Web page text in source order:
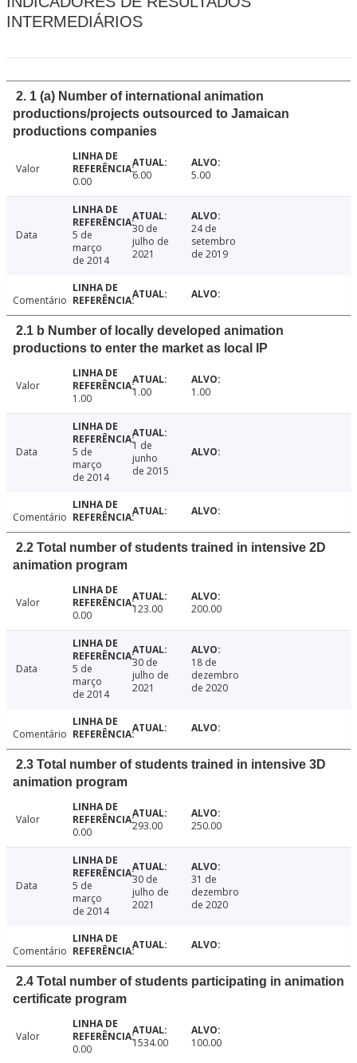
INTERMEDIÁRIOS
2. 1 (a) Number of international animation
productions/projects outsourced to Jamaican
productions companies
Valor
0.00
6.00 5.00
Data
5 de
março
de 2014
30 de
julho de
2021
24 de
setembro
de 2019
Comentário
2.1 b Number of locally developed animation
productions to enter the market as local IP
Valor
1.00
1.00 1.00
Data
5 de
março
de 2014
1 de
junho
de 2015
Comentário
2.2 Total number of students trained in intensive 2D
animation program
Valor
0.00
123.00 200.00
Data
5 de
março
de 2014
30 de
julho de
2021
18 de
dezembro
de 2020
Comentário
2.3 Total number of students trained in intensive 3D
animation program
Valor
0.00
293.00 250.00
Data
5 de
março
de 2014
30 de
julho de
2021
31 de
dezembro
de 2020
Comentário
2.4 Total number of students participating in animation
certificate program
Valor
0.00
1534.00 100.00